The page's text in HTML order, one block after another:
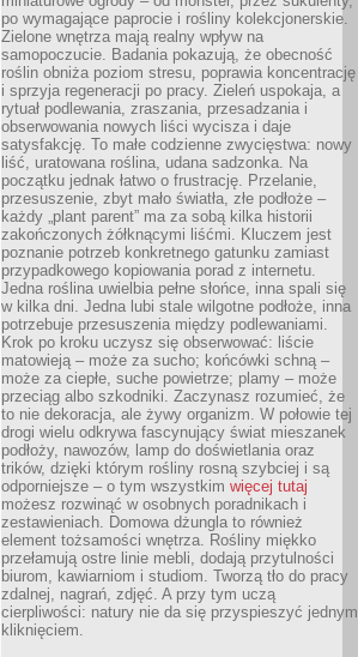
po wymagające paprocie i rośliny kolekcjonerskie.
Zielone wnętrza mają realny wpływ na
samopoczucie. Badania pokazują, że obecność
roślin obniża poziom stresu, poprawia koncentrację
i sprzyja regeneracji po pracy. Zieleń uspokaja, a
rytuał podlewania, zraszania, przesadzania i
obserwowania nowych liści wycisza i daje
satysfakcję. To małe codzienne zwycięstwa: nowy
liść, uratowana roślina, udana sadzonka. Na
początku jednak łatwo o frustrację. Przelanie,
przesuszenie, zbyt mało światła, złe podłoże –
każdy „plant parent” ma za sobą kilka historii
zakończonych żółknącymi liśćmi. Kluczem jest
poznanie potrzeb konkretnego gatunku zamiast
przypadkowego kopiowania porad z internetu.
Jedna roślina uwielbia pełne słońce, inna spali się
w kilka dni. Jedna lubi stale wilgotne podłoże, inna
potrzebuje przesuszenia między podlewaniami.
Krok po kroku uczysz się obserwować: liście
matowieją – może za sucho; końcówki schną –
może za ciepłe, suche powietrze; plamy – może
przeciąg albo szkodniki. Zaczynasz rozumieć, że
to nie dekoracja, ale żywy organizm. W połowie tej
drogi wielu odkrywa fascynujący świat mieszanek
podłoży, nawozów, lamp do doświetlania oraz
trików, dzięki którym rośliny rosną szybciej i są
odporniejsze – o tym wszystkim więcej tutaj
możesz rozwinąć w osobnych poradnikach i
zestawieniach. Domowa dżungla to również
element tożsamości wnętrza. Rośliny miękko
przełamują ostre linie mebli, dodają przytulności
biurom, kawiarniom i studiom. Tworzą tło do pracy
zdalnej, nagrań, zdjęć. A przy tym uczą
cierpliwości: natury nie da się przyspieszyć jednym
kliknięciem.